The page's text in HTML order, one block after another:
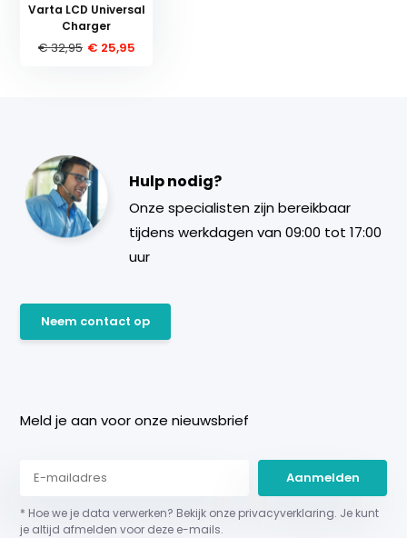
Varta LCD Universal
Charger
€ 32,95 € 25,95
Hulp nodig?
Onze specialisten zijn bereikbaar
tijdens werkdagen van 09:00 tot 17:00
uur
Neem contact op
Meld je aan voor onze nieuwsbrief
Aanmelden
* Hoe we je data verwerken? Bekijk onze privacyverklaring. Je kunt
je altijd afmelden voor deze e-mails.